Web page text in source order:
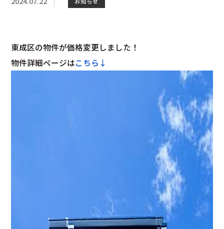
東成区の物件が価格変更しました！
物件詳細ページはこちら↓